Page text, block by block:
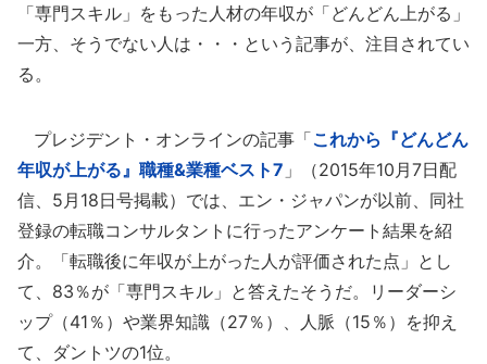
「専門スキル」をもった人材の年収が「どんどん上がる」
一方、そうでない人は・・・という記事が、注目されてい
る。
プレジデント・オンラインの記事「これから『どんどん
年収が上がる』職種&業種ベスト7 」（2015年10月7日配
信、5月18日号掲載）では、エン・ジャパンが以前、同社
登録の転職コンサルタントに行ったアンケート結果を紹
介。「転職後に年収が上がった人が評価された点」とし
て、83％が「専門スキル」と答えたそうだ。リーダーシ
ップ（41％）や業界知識（27％）、人脈（15％）を抑え
て、ダントツの1位。